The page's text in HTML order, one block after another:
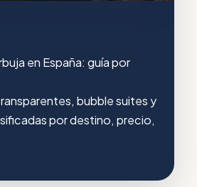
en España: guía por
bubble suites y
por destino, precio,